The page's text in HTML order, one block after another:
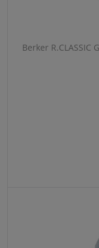
Berker R.CLASSIC